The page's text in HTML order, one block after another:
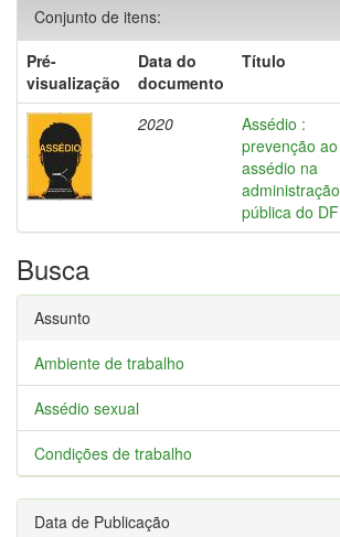
Conjunto de itens:
Pré-
visualização
Data do
documento
Título
2020
Assédio :
prevenção ao
assédio na
administração
pública do DF
Busca
Assunto
Ambiente de trabalho
Assédio sexual
Condições de trabalho
Data de Publicação